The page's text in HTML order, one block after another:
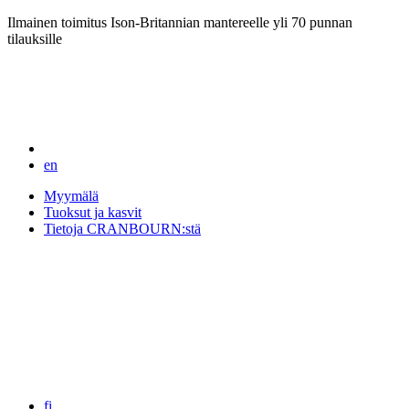
Ilmainen toimitus Ison-Britannian mantereelle yli 70 punnan
tilauksille
en
Myymälä
Tuoksut ja kasvit
Tietoja CRANBOURN:stä
fi